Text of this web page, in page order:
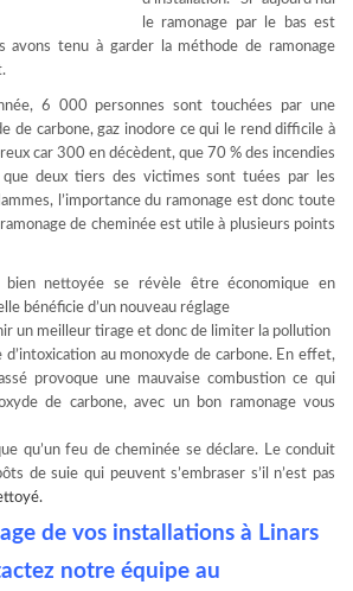
le ramonage par le bas est
avons tenu à garder la méthode de ramonage
6 000 personnes sont touchées par une
de carbone, gaz inodore ce qui le rend difficile à
car 300 en décèdent, que 70 % des incendies
deux tiers des victimes sont tuées par les
l’importance du ramonage est donc toute
de cheminée est utile à plusieurs points
bien nettoyée se révèle être économique en
bénéficie d’un nouveau réglage
un meilleur tirage et donc de limiter la pollution
d’intoxication au monoxyde de carbone. En effet,
provoque une mauvaise combustion ce qui
de carbone, avec un bon ramonage vous
qu’un feu de cheminée se déclare. Le conduit
de suie qui peuvent s’embraser s’il n’est pas
de vos installations à Linars
notre équipe au